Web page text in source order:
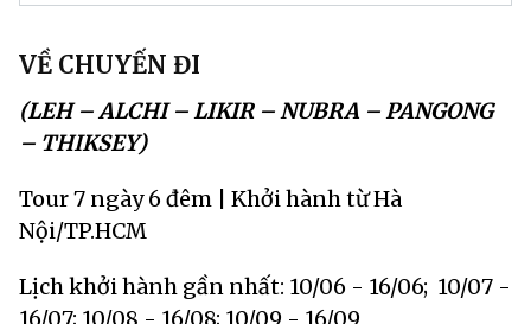
VỀ CHUYẾN ĐI
(LEH – ALCHI – LIKIR – NUBRA – PANGONG
– THIKSEY)
Tour 7 ngày 6 đêm | Khởi hành từ Hà
Nội/TP.HCM
Lịch khởi hành gần nhất: 10/06 - 16/06; 10/07 -
16/07; 10/08 - 16/08; 10/09 - 16/09